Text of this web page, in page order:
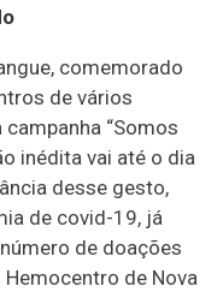
comemorado
de vários
“Somos
inédita vai até o dia
desse gesto,
de covid-19, já
de doações
de Nova